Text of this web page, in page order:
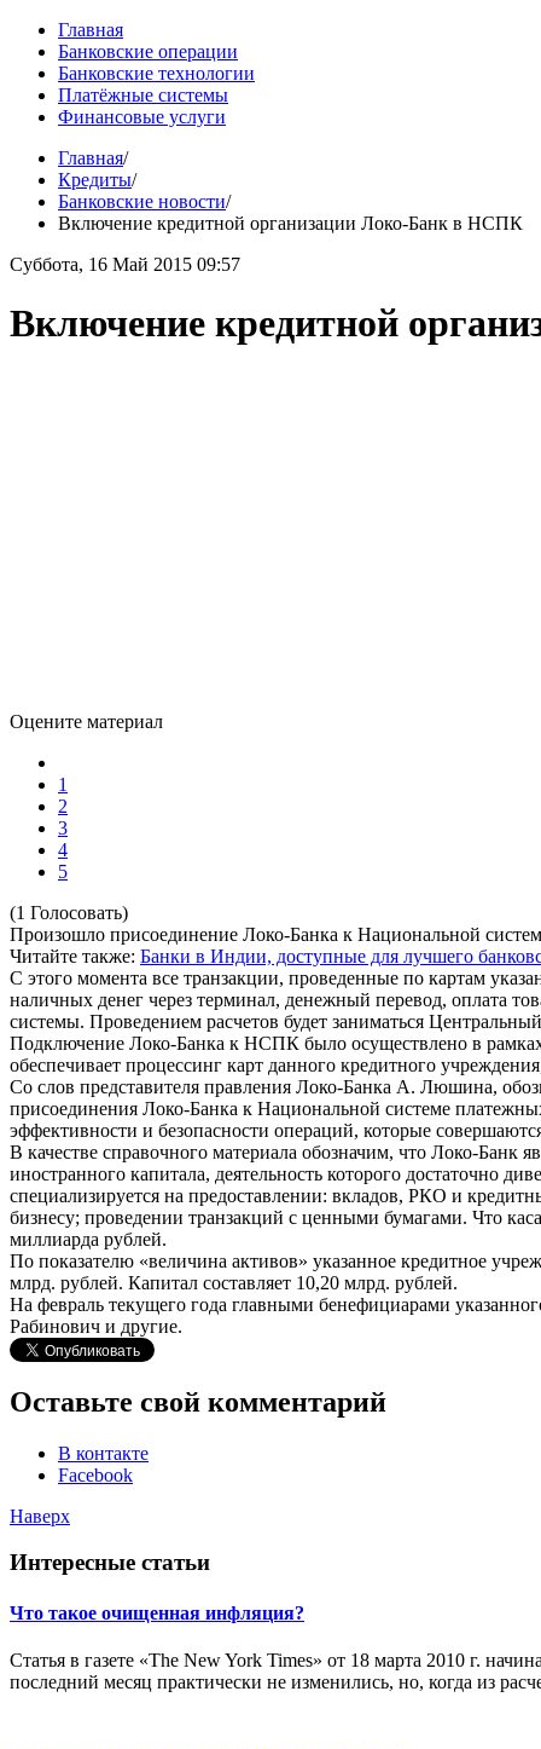
Главная
Банковские операции
Банковские технологии
Платёжные системы
Финансовые услуги
Главная/
Кредиты/
Банковские новости/
Включение кредитной организации Локо-Банк в НСПК
Суббота, 16 Май 2015 09:57
Включение кредитной
Оцените материал
1
2
3
4
5
(1 Голосовать)
Произошло присоединение Локо-Банка к Национальной
Читайте также: Банки в Индии, доступные для лучшего
С этого момента все транзакции, проведенные по картам
наличных денег через терминал, денежный перевод, оплата
системы. Проведением расчетов будет заниматься
Подключение Локо-Банка к НСПК было осуществлено в
обеспечивает процессинг карт данного кредитного
Со слов представителя правления Локо-Банка А. Люшина,
присоединения Локо-Банка к Национальной системе
эффективности и безопасности операций, которые
В качестве справочного материала обозначим, что Локо-Банк
иностранного капитала, деятельность которого достаточно
специализируется на предоставлении: вкладов, РКО и
бизнесу; проведении транзакций с ценными бумагами. Что
миллиарда рублей.
По показателю «величина активов» указанное кредитное
млрд. рублей. Капитал составляет 10,20 млрд. рублей.
На февраль текущего года главными бенефициарами
Рабинович и другие.
Оставьте свой комментарий
В контакте
Facebook
Наверх
Интересные статьи
Что такое очищенная инфляция?
Статья в газете «The New York Times» от 18 марта 2010 г.
последний месяц практически не изменились, но, когда из